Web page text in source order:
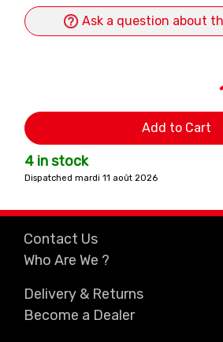
Ask a question about
Add to Cart
4 in stock
Dispatched mardi 11 août 2026
Contact Us
Who Are We ?
Delivery & Returns
Become a Dealer